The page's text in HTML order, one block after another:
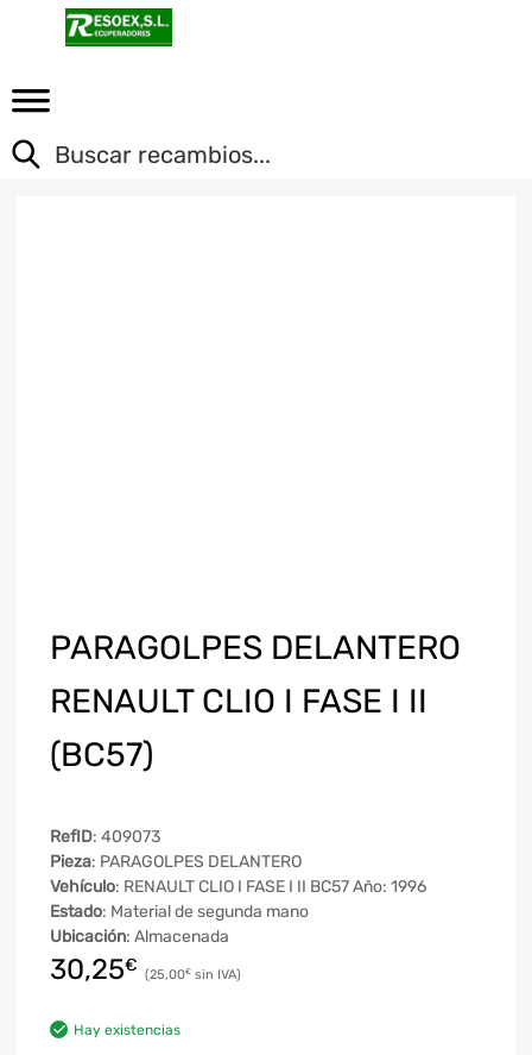
PARAGOLPES DELANTERO
RENAULT CLIO I FASE I II
(BC57)
RefID: 409073
Pieza: PARAGOLPES DELANTERO
Vehículo: RENAULT CLIO I FASE I II BC57 Año: 1996
Estado: Material de segunda mano
Ubicación: Almacenada
30,25€ 25,00€
Hay existencias